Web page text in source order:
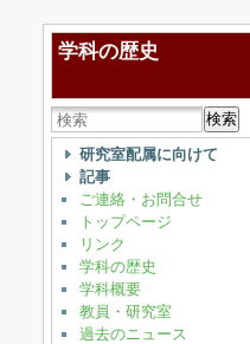
学科の歴史
検索
研究室配属に向けて
記事
ご連絡・お問合せ
トップページ
リンク
学科の歴史
学科概要
教員・研究室
過去のニュース